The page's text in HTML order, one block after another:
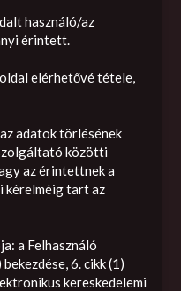
használó/az
érintett.
elérhetővé tétele,
adatok törlésének
közötti
az érintettnek a
tart az
a Felhasználó
6. cikk (1)
kereskedelemi